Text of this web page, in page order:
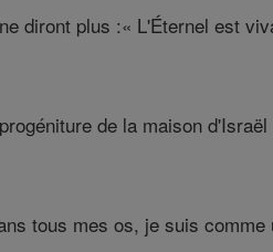
diront plus :« L'Éternel est
de la maison
tous mes os, je suis